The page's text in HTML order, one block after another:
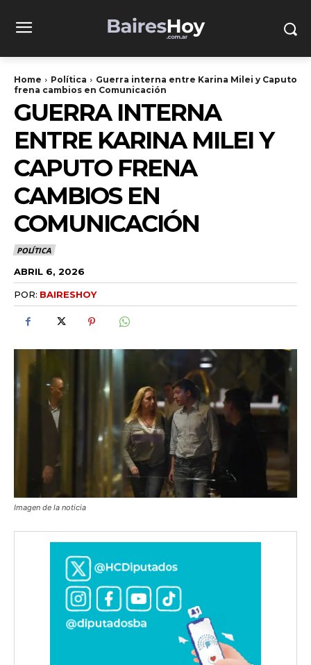
Home Política
Guerra interna entre Karina Milei y Caputo
frena cambios en Comunicación
GUERRA INTERNA
ENTRE KARINA MILEI Y
CAPUTO FRENA
CAMBIOS EN
COMUNICACIÓN
POLÍTICA
ABRIL 6, 2026
POR: BAIRESHOY
Imagen de la noticia